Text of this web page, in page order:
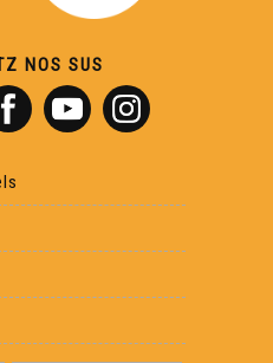
"L'Occitanie pour les Nuls"
de l'occitan
NOS SUS